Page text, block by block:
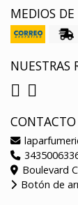
MEDIOS
NUESTRAS
CONTACTO
Boulevard
Botón de